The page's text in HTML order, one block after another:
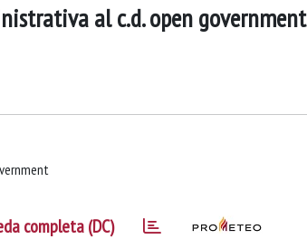
al c.d. open government
completa (DC)